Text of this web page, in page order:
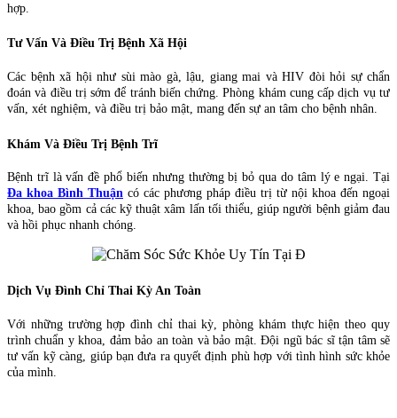
hợp.
Tư Vấn Và Điều Trị Bệnh Xã Hội
Các bệnh xã hội như sùi mào gà, lậu, giang mai và HIV đòi hỏi sự chẩn
đoán và điều trị sớm để tránh biến chứng. Phòng khám cung cấp dịch vụ tư
vấn, xét nghiệm, và điều trị bảo mật, mang đến sự an tâm cho bệnh nhân.
Khám Và Điều Trị Bệnh Trĩ
Bệnh trĩ là vấn đề phổ biến nhưng thường bị bỏ qua do tâm lý e ngại. Tại
Đa khoa Bình Thuận có các phương pháp điều trị từ nội khoa đến ngoại
khoa, bao gồm cả các kỹ thuật xâm lấn tối thiểu, giúp người bệnh giảm đau
và hồi phục nhanh chóng.
Dịch Vụ Đình Chỉ Thai Kỳ An Toàn
Với những trường hợp đình chỉ thai kỳ, phòng khám thực hiện theo quy
trình chuẩn y khoa, đảm bảo an toàn và bảo mật. Đội ngũ bác sĩ tận tâm sẽ
tư vấn kỹ càng, giúp bạn đưa ra quyết định phù hợp với tình hình sức khỏe
của mình.